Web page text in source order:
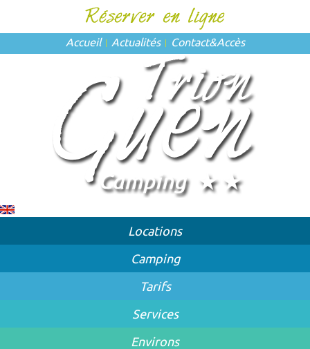
Accueil Actualités Contact&Accès
Locations
Camping
Tarifs
Services
Environs